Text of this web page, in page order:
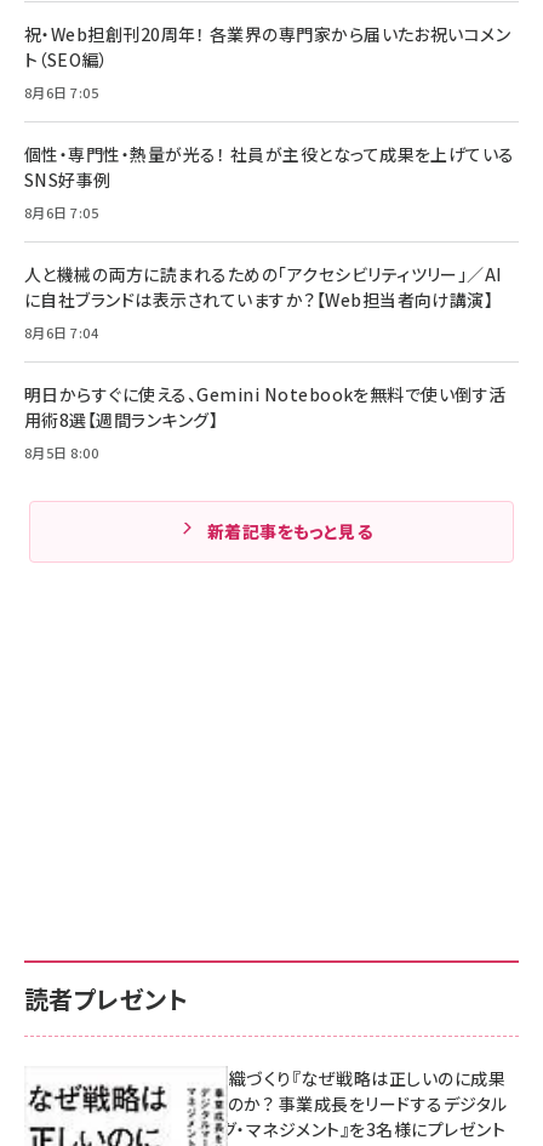
祝・Web担創刊20周年！ 各業界の専門家から届いたお祝いコメン
ト（SEO編）
8月6日 7:05
個性・専門性・熱量が光る！ 社員が主役となって成果を上げている
SNS好事例
8月6日 7:05
人と機械の両方に読まれるための「アクセシビリティツリー」／AI
に自社ブランドは表示されていますか？【Web担当者向け講演】
8月6日 7:04
明日からすぐに使える、Gemini Notebookを無料で使い倒す活
用術8選【週間ランキング】
8月5日 8:00
新着記事をもっと見る
読者プレゼント
成果を生む組織づくり『なぜ戦略は正しいのに成果
があがらないのか？ 事業成長をリードするデジタル
マーケティング・マネジメント』を3名様にプレゼント